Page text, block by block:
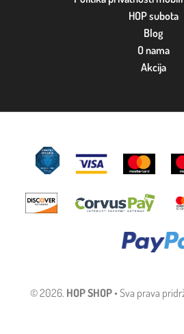
HOP subota
Blog
O nama
Akcija
© 2026. HOP SHOP• Sva prava